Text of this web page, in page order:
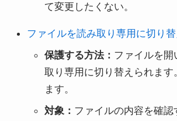
て変更したくない。
ファイルを読み取り専用に切り
保護する方法： ファイルを開
取り専用に切り替えられます
ます。
対象： ファイルの内容を確